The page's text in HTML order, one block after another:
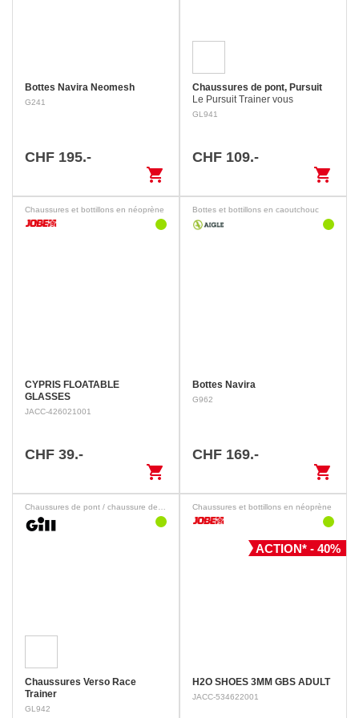
Bottes Navira Neomesh
G241
CHF 195.-
shopping_cart
Chaussures de pont, Pursuit
Le Pursuit Trainer vous
accompagnera facilement du
excellente…
GL941
CHF 109.-
shopping_cart
Chaussures et bottillons en néoprène
CYPRIS FLOATABLE
GLASSES
JACC-426021001
CHF 39.-
shopping_cart
Bottes et bottillons en caoutchouc
Bottes Navira
G962
CHF 169.-
shopping_cart
Chaussures de pont / chaussure de loisirs
Chaussures Verso Race
Trainer
GL942
Chaussures et bottillons en néoprène
ACTION* - 40%
H2O SHOES 3MM GBS ADULT
JACC-534622001